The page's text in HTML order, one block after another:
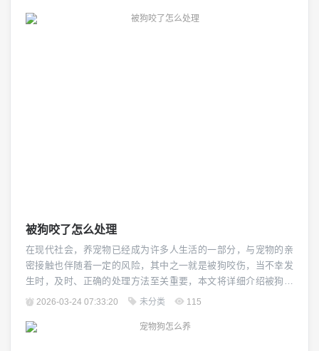
硫化氢等化学物质挥发到空气中，与空气接触后形成的一种刺激
被狗咬了怎么处理
在现代社会，养宠物已经成为许多人生活的一部分，与宠物的亲
密接触也伴随着一定的风险，其中之一就是被狗咬伤，当不幸发
生时，及时、正确的处理方法至关重要，本文将详细介绍被狗咬
后的正确处理步骤,帮助您安全地应对这一紧急情况。（图片来源
伤口，去除任何可能的污物或细菌，避免使用酒精或过度清洁剂,
2026-03-24 07:33:20 未分类 115